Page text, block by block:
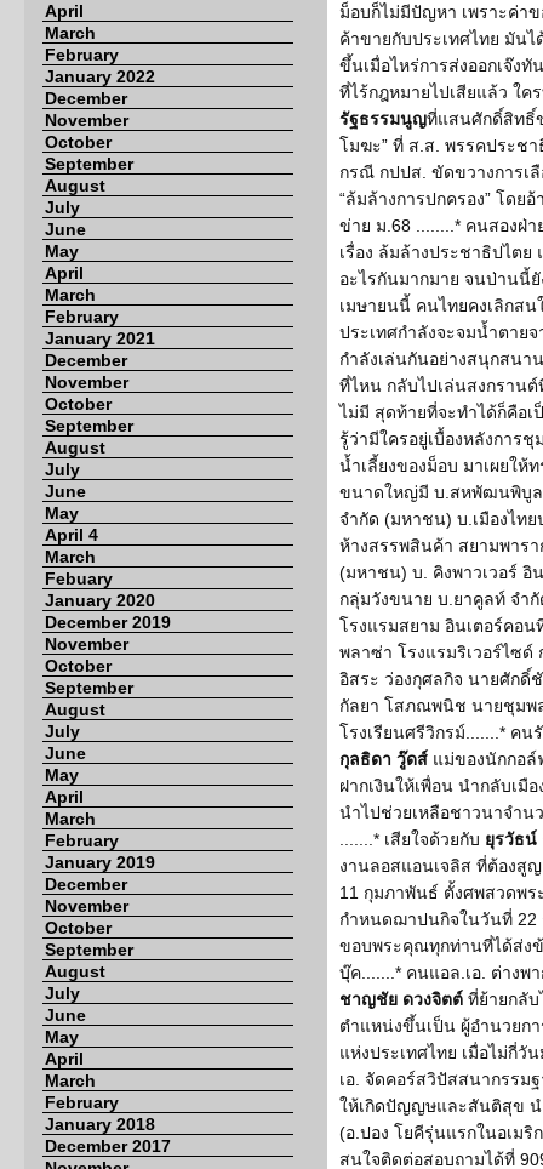
April
March
February
January 2022
December
November
October
September
August
July
June
May
April
March
February
January 2021
December
November
October
September
August
July
June
May
April 4
March
Febuary
January 2020
December 2019
November
October
September
August
July
June
May
April
March
February
January 2019
December
November
October
September
August
July
June
May
April
March
February
January 2018
December 2017
ม็อบก็ไม่มีปัญหา เพราะค่าข
ค้าขายกับประเทศไทย มันไ
ขึ้นเมื่อไหร่การส่งออกเจ๊งทั
ที่ไร้กฎหมายไปเสียแล้ว ใ
รัฐธรรมนูญที่แสนศักดิ์สิทธิ์ข
โมฆะ” ที่ ส.ส. พรรคประช
กรณี กปปส. ขัดขวางการเ
“ล้มล้างการปกครอง” โดย
ข่าย ม.68 ........* คนสองฝ่า
เรื่อง ล้มล้างประชาธิปไตย
อะไรกันมากมาย จนป่านนี้
เมษายนนี้ คนไทยคงเลิกสน
ประเทศกำลังจะจมน้ำตาย
กำลังเล่นกันอย่างสนุกสนา
ที่ไหน กลับไปเล่นสงกรานต์
ไม่มี สุดท้ายที่จะทำได้ก็คือเ
รู้ว่ามีใครอยู่เบื้องหลังการ
น้ำเลี้ยงของม็อบ มาเผยให้
ขนาดใหญ่มี บ.สหพัฒนพิบูล
จำกัด (มหาชน) บ.เมืองไท
ห้างสรรพสินค้า สยามพาร
(มหาชน) บ. คิงพาวเวอร์ อิ
กลุ่มวังขนาย บ.ยาคูลท์ จำ
โรงแรมสยาม อินเตอร์คอ
พลาซ่า โรงแรมริเวอร์ไซด์
อิสระ ว่องกุศลกิจ นายศัก
กัลยา โสภณพนิช นายชุมพ
โรงเรียนศรีวิกรม์.......* คน
กุลธิดา วู๊ดส์ แม่ของนักกอ
ฝากเงินให้เพื่อน นำกลับเมื
นำไปช่วยเหลือชาวนาจำน
.......* เสียใจด้วยกับ ยุรวัธน์
งานลอสแอนเจลิส ที่ต้องสูญ
11 กุมภาพันธ์ ตั้งศพสวดพร
กำหนดฌาปนกิจในวันที่ 22
ขอบพระคุณทุกท่านที่ได้ส่งข้
บุ๊ค.......* คนแอล.เอ. ต่างพ
ชาญชัย ดวงจิตต์ ที่ย้ายกลับ
ตำแหน่งขึ้นเป็น ผู้อำนวยก
แห่งประเทศไทย เมื่อไม่กี่วั
เอ. จัดคอร์สวิปัสสนากรร
ให้เกิดปัญญษและสันติสุข น
(อ.ปอง โยคีรุ่นแรกในอเม
สนใจติดต่อสอบถามได้ที่